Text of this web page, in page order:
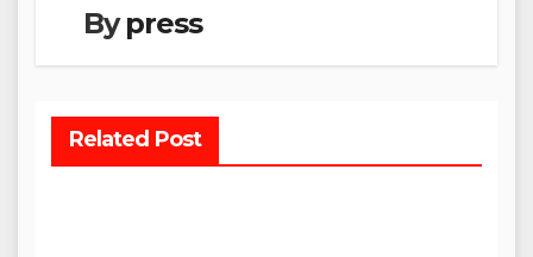
Bypress
Related Post